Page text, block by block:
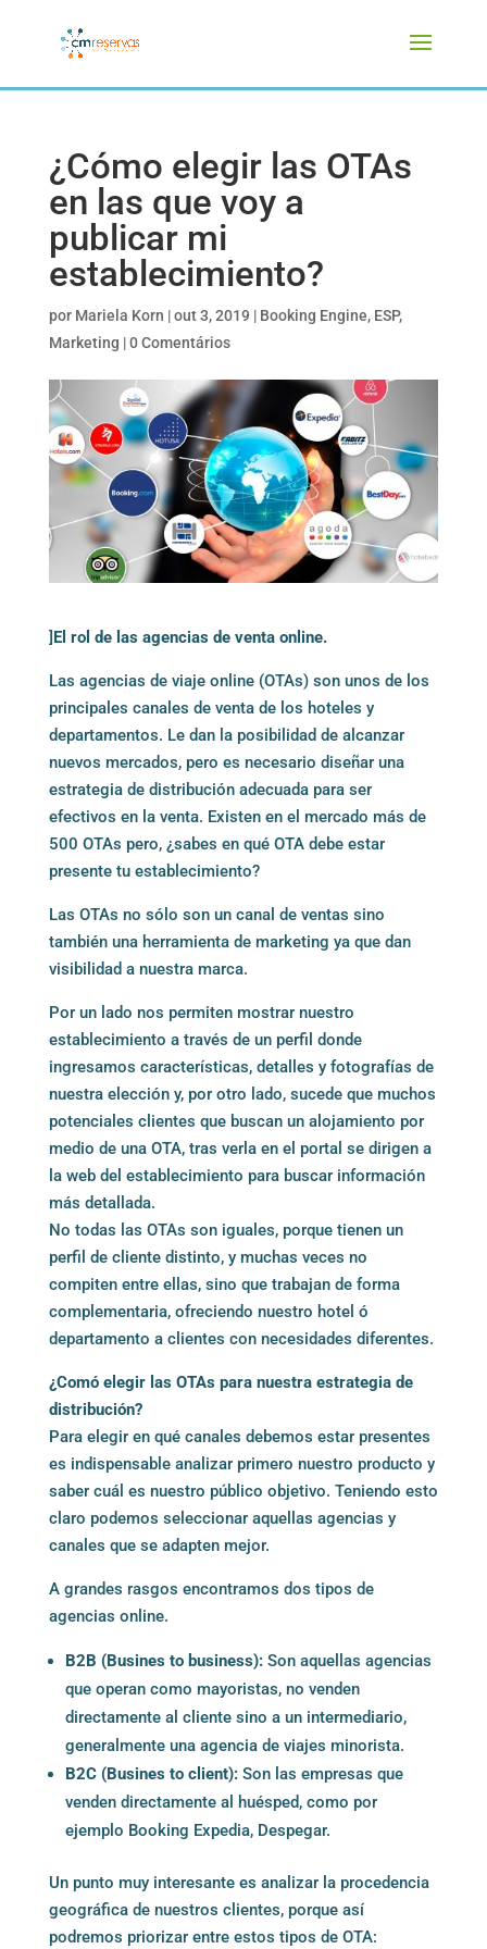
¿Cómo elegir las OTAs
en las que voy a
publicar mi
establecimiento?
por Mariela Korn |out 3, 2019 | Booking Engine, ESP,
Marketing |0 Comentários
]El rol de las agencias de venta online.
Las agencias de viaje online (OTAs) son unos de los
principales canales de venta de los hoteles y
departamentos. Le dan la posibilidad de alcanzar
nuevos mercados, pero es necesario diseñar una
estrategia de distribución adecuada para ser
efectivos en la venta. Existen en el mercado más de
500 OTAs pero, ¿sabes en qué OTA debe estar
presente tu establecimiento?
Las OTAs no sólo son un canal de ventas sino
también una herramienta de marketing ya que dan
visibilidad a nuestra marca.
Por un lado nos permiten mostrar nuestro
establecimiento a través de un perfil donde
ingresamos características, detalles y fotografías de
nuestra elección y, por otro lado, sucede que muchos
potenciales clientes que buscan un alojamiento por
medio de una OTA, tras verla en el portal se dirigen a
la web del establecimiento para buscar información
más detallada.
No todas las OTAs son iguales, porque tienen un
perfil de cliente distinto, y muchas veces no
compiten entre ellas, sino que trabajan de forma
complementaria, ofreciendo nuestro hotel ó
departamento a clientes con necesidades diferentes.
¿Comó elegir las OTAs para nuestra estrategia de
distribución?
Para elegir en qué canales debemos estar presentes
es indispensable analizar primero nuestro producto y
saber cuál es nuestro público objetivo. Teniendo esto
claro podemos seleccionar aquellas agencias y
canales que se adapten mejor.
A grandes rasgos encontramos dos tipos de
agencias online.
B2B (Busines to business): Son aquellas agencias
que operan como mayoristas, no venden
directamente al cliente sino a un intermediario,
generalmente una agencia de viajes minorista.
B2C (Busines to client):Son las empresas que
venden directamente al huésped, como por
ejemplo Booking Expedia, Despegar.
Un punto muy interesante es analizar la procedencia
geográfica de nuestros clientes, porque así
podremos priorizar entre estos tipos de OTA: